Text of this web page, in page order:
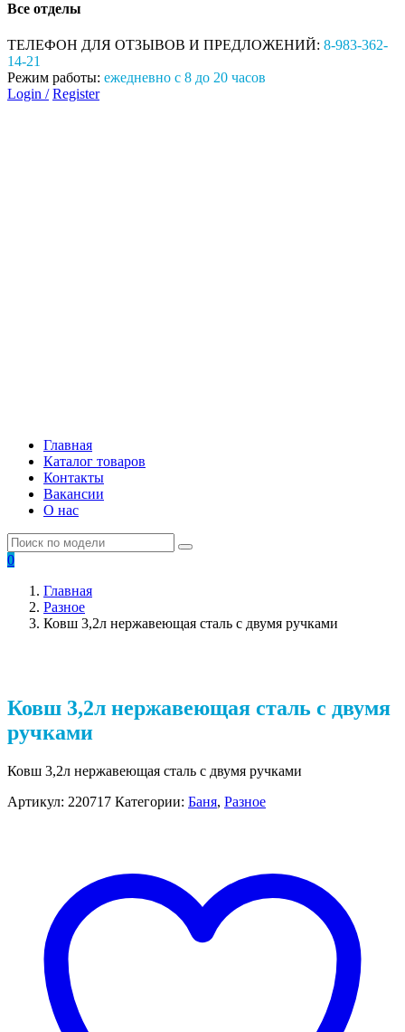
Все отделы
ТЕЛЕФОН ДЛЯ ОТЗЫВОВ И ПРЕДЛОЖЕНИЙ: 8-983-362-
14-21
Режим работы: ежедневно с 8 до 20 часов
Login / Register
Главная
Каталог товаров
Контакты
Вакансии
О нас
0
Главная
Разное
Ковш 3,2л нержавеющая сталь с двумя ручками
Ковш 3,2л нержавеющая сталь с двумя
ручками
Ковш 3,2л нержавеющая сталь с двумя ручками
Артикул: 220717 Категории: Баня, Разное